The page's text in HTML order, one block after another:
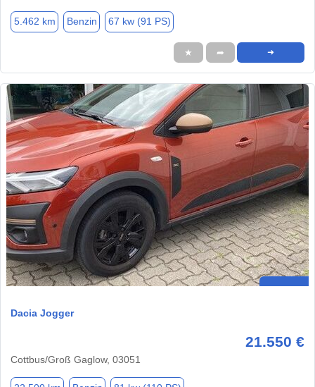
5.462 km Benzin 67 kw (91 PS)
★ ➦ ➜
Dacia Jogger
21.550 €
Cottbus/Groß Gaglow, 03051